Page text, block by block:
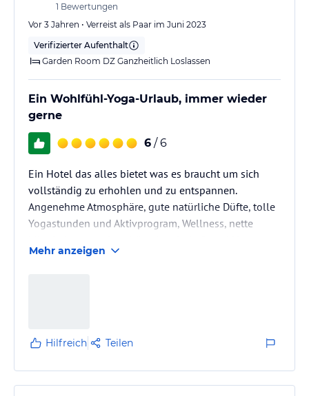
1 Bewertungen
Vor 3 Jahren • Verreist als Paar im Juni 2023
Verifizierter Aufenthalt
Garden Room DZ Ganzheitlich Loslassen
Ein Wohlfühl-Yoga-Urlaub, immer wieder
gerne
6 / 6
Ein Hotel das alles bietet was es braucht um sich
vollständig zu erhohlen und zu entspannen.
Angenehme Atmosphäre, gute natürliche Düfte, tolle
Yogastunden und Aktivprogram, Wellness, nette
Wandern, Radfahren...
Mehr anzeigen
Hilfreich Teilen